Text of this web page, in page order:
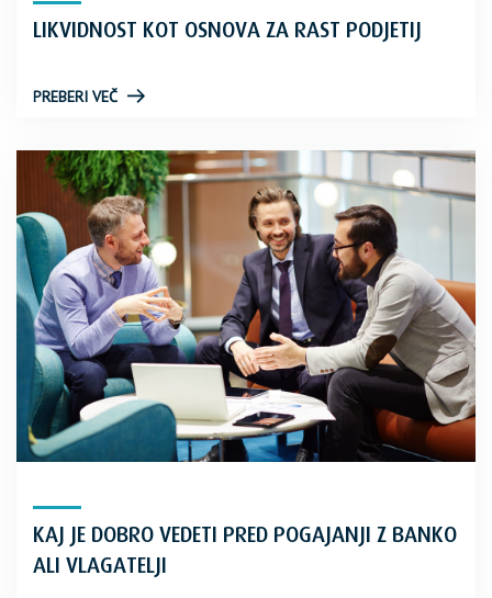
LIKVIDNOST KOT OSNOVA ZA RAST PODJETIJ
PREBERI VEČ
KAJ JE DOBRO VEDETI PRED POGAJANJI Z BANKO
ALI VLAGATELJI